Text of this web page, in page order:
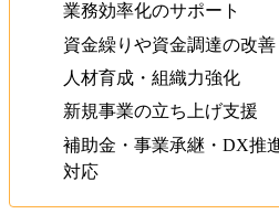
業務効率化のサポート
資金繰りや資金調達の改善
人材育成・組織力強化
新規事業の立ち上げ支援
補助金・事業承継・DX推
対応